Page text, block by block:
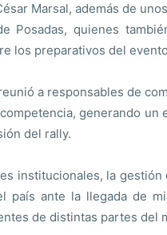
Marsal, además de
Posadas, quienes
los preparativos del
a responsables de
generando un
del rally.
institucionales, la
ante la llegada de
de distintas partes del